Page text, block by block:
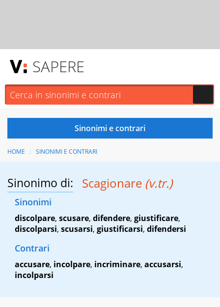
SAPERE
HOME SINONIMI E CONTRARI
Sinonimo di: Scagionare (v.tr.)
Sinonimi
discolpare, scusare, difendere, giustificare,
discolparsi, scusarsi, giustificarsi, difendersi
Contrari
accusare, incolpare, incriminare, accusarsi,
incolparsi